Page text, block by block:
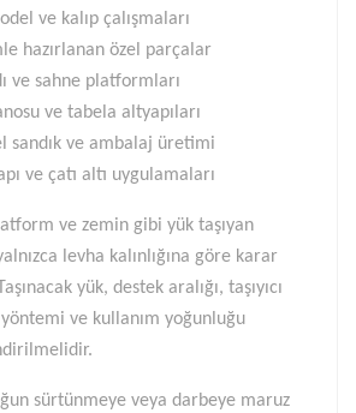
ve kalıp çalışmaları
hazırlanan özel parçalar
ve sahne platformları
ve tabela altyapıları
sandık ve ambalaj üretimi
ve çatı altı uygulamaları
ve zemin gibi yük taşıyan
levha kalınlığına göre karar
yük, destek aralığı, taşıyıcı
ve kullanım yoğunluğu
sürtünmeye veya darbeye maruz